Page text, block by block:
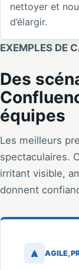
nettoyer et
d’élargir.
EXEMPLES DE
Des
équipes
Les meilleurs
spectaculaires.
irritant visible,
donnent
AGILE,